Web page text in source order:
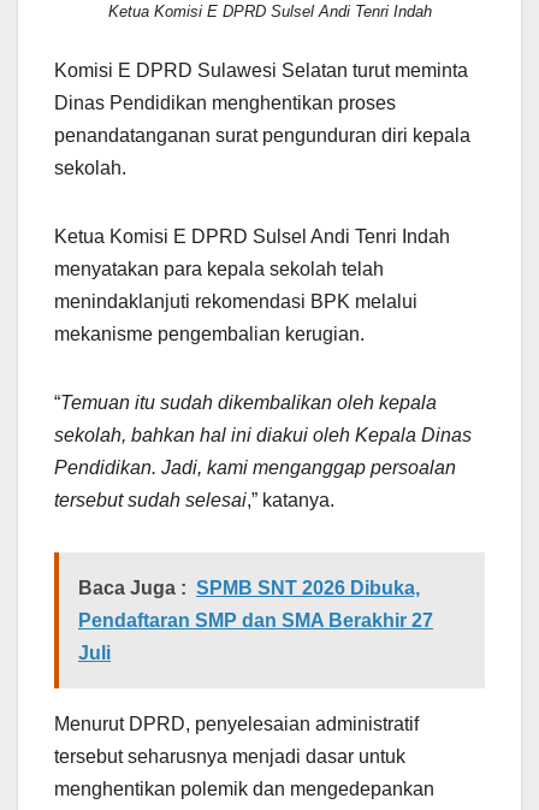
Ketua Komisi E DPRD Sulsel Andi Tenri Indah
Komisi E DPRD Sulawesi Selatan turut meminta
Dinas Pendidikan menghentikan proses
penandatanganan surat pengunduran diri kepala
sekolah.
Ketua Komisi E DPRD Sulsel Andi Tenri Indah
menyatakan para kepala sekolah telah
menindaklanjuti rekomendasi BPK melalui
mekanisme pengembalian kerugian.
“Temuan itu sudah dikembalikan oleh kepala
sekolah, bahkan hal ini diakui oleh Kepala Dinas
Pendidikan. Jadi, kami menganggap persoalan
tersebut sudah selesai,” katanya.
Baca Juga : SPMB SNT 2026 Dibuka,
Pendaftaran SMP dan SMA Berakhir 27
Juli
Menurut DPRD, penyelesaian administratif
tersebut seharusnya menjadi dasar untuk
menghentikan polemik dan mengedepankan